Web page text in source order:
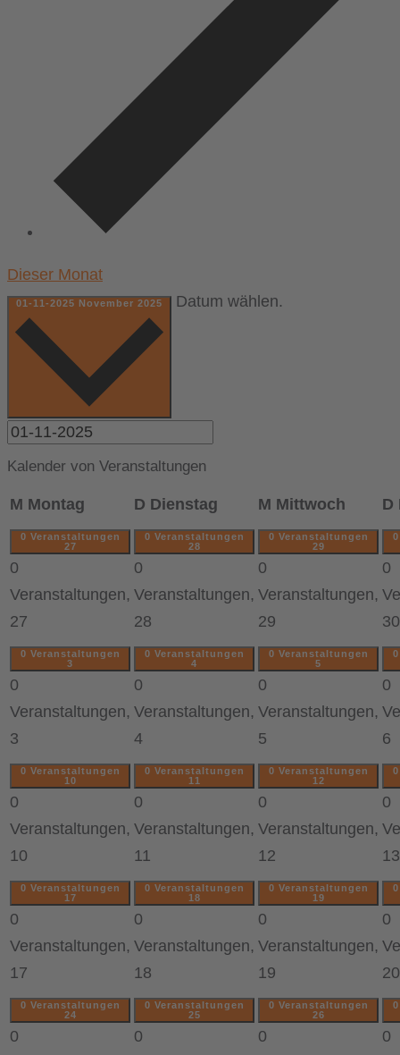
Dieser Monat
01-11-2025 November 2025 Datum wählen.
Kalender von Veranstaltungen
M Montag D Dienstag M Mittwoch D
0 Veranstaltungen
27
0
Veranstaltungen,
27
0 Veranstaltungen
28
0
Veranstaltungen,
28
0 Veranstaltungen
29
0
Veranstaltungen,
29
0
30
0 Veranstaltungen
3
0
Veranstaltungen,
3
0 Veranstaltungen
4
0
Veranstaltungen,
4
0 Veranstaltungen
5
0
Veranstaltungen,
5
0
6
0 Veranstaltungen
10
0
Veranstaltungen,
10
0 Veranstaltungen
11
0
Veranstaltungen,
11
0 Veranstaltungen
12
0
Veranstaltungen,
12
0
13
0 Veranstaltungen
17
0
Veranstaltungen,
17
0 Veranstaltungen
18
0
Veranstaltungen,
18
0 Veranstaltungen
19
0
Veranstaltungen,
19
0
20
0 Veranstaltungen
24
0
0 Veranstaltungen
25
0
0 Veranstaltungen
26
0
0